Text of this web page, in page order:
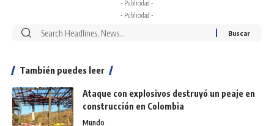
- Publicidad -
- Publicidad -
También puedes leer
Ataque con explosivos destruyó un peaje en
construcción en Colombia
Mundo